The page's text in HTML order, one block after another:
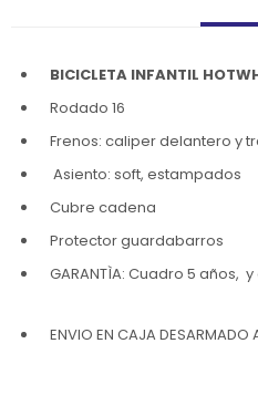
BICICLETA INFANTIL
Rodado 16
Frenos: caliper delantero y
Asiento: soft, estampados
Cubre cadena
Protector guardabarros
GARANTÌA: Cuadro 5 años,
ENVIO EN CAJA DESARMADO